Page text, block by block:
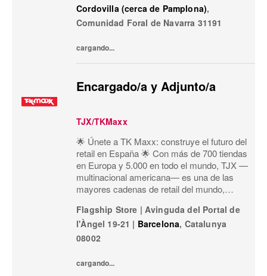
Primeras marcas, calidad, variedad y moda
a...
Cordovilla (cerca de Pamplona),
Comunidad Foral de Navarra 31191
cargando...
Encargado/a y Adjunto/a
TJX/TKMaxx
🌟 Únete a TK Maxx: construye el futuro del
retail en España 🌟 Con más de 700 tiendas
en Europa y 5.000 en todo el mundo, TJX —
multinacional americana— es una de las
mayores cadenas de retail del mundo,
primeras marcas, calidad, variedad y moda
a precios exce
Flagship Store | Avinguda del Portal de
l'Àngel 19-21 | Barcelona, Catalunya
08002
cargando...